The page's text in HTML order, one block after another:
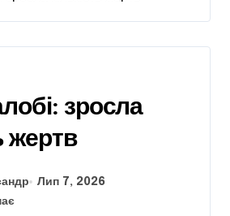
зросла
жертв
Лип 7, 2026